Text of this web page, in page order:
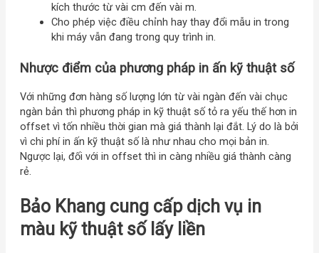
kích thước từ vài cm đến vài m.
Cho phép việc điều chỉnh hay thay đổi mẫu in trong
khi máy vẫn đang trong quy trình in.
Nhược điểm của phương pháp in ấn kỹ thuật số
Với những đơn hàng số lượng lớn từ vài ngàn đến vài chục
ngàn bản thì phương pháp in kỹ thuật số tỏ ra yếu thế hơn in
offset vì tốn nhiều thời gian mà giá thành lại đắt. Lý do là bởi
vì chi phí in ấn kỹ thuật số là như nhau cho mọi bản in.
Ngược lại, đối với in offset thì in càng nhiều giá thành càng
rẻ.
Bảo Khang cung cấp dịch vụ in
màu kỹ thuật số lấy liền